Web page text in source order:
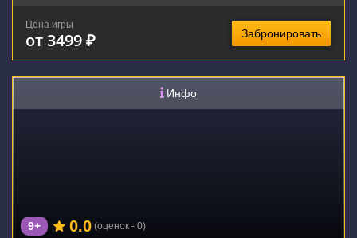
Цена игры
от 3499 ₽ Забронировать
Инфо
9+ 0.0 (оценок - 0)